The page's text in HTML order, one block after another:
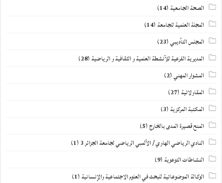
الصحة الجامعية (14)
المجلة العلمية للجامعة (14)
المجلس التأديبي(23)
المديرية الفرعية للأنشطة العلمية و الثقافية و الرياضية (28)
المشوار المهني(2)
المقاولاتية (27)
المكتبة المركزية (3)
المنح قصيرة المدى بالخارج(5)
النادي الرياضي الهاوي / الألمبي الرياضي لجامعة الجزائر 3 (1)
النشاطات التوعوية (9)
الوكالة الموضوعاتية للبحث في العلوم الاجتماعية والإنسانية (1)